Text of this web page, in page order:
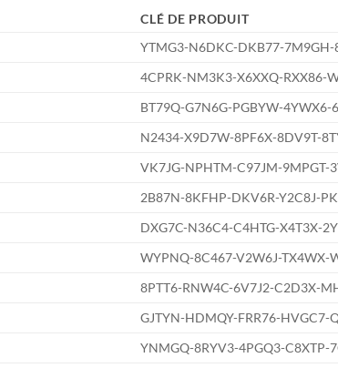
CLÉ DE PRODUIT
YTMG3-N6DKC-DKB77-7M9GH-
4CPRK-NM3K3-X6XXQ-RXX86-
BT79Q-G7N6G-PGBYW-4YWX6-
N2434-X9D7W-8PF6X-8DV9T-
VK7JG-NPHTM-C97JM-9MPGT-
2B87N-8KFHP-DKV6R-Y2C8J-
DXG7C-N36C4-C4HTG-X4T3X-
WYPNQ-8C467-V2W6J-TX4WX-
8PTT6-RNW4C-6V7J2-C2D3X-
GJTYN-HDMQY-FRR76-HVGC7-
YNMGQ-8RYV3-4PGQ3-C8XTP-